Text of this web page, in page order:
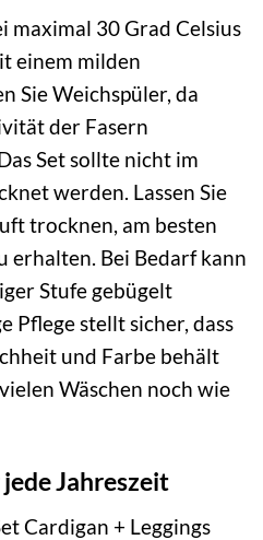
maximal 30 Grad Celsius
einem milden
Sie Weichspüler, da
der Fasern
Set sollte nicht im
werden. Lassen Sie
trocknen, am besten
erhalten. Bei Bedarf kann
Stufe gebügelt
Pflege stellt sicher, dass
und Farbe behält
Wäschen noch wie
Jahreszeit
Cardigan + Leggings